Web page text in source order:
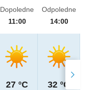
Dopoledne
11:00
27 °C
Odpoledne
14:00
32 °C